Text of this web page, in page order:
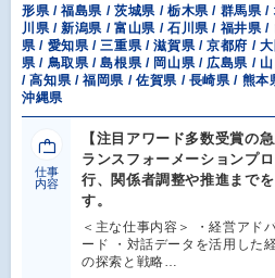
形県 / 福島県 / 茨城県 / 栃木県 / 群馬県
川県 / 新潟県 / 富山県 / 石川県 / 福井県
県 / 愛知県 / 三重県 / 滋賀県 / 京都府 /
県 / 鳥取県 / 島根県 / 岡山県 / 広島県 /
/ 高知県 / 福岡県 / 佐賀県 / 長崎県 / 熊
沖縄県
仕事
内容
【注目アワード多数受賞の
ランスフォーメーションプ
行、関係者調整や推進まで
す。
＜主な仕事内容＞ ・経営アド
ード ・対話データを活用した
の探索と戦略…